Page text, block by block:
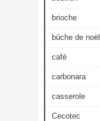
brioche
bûche de noël
café
carbonara
casserole
Cecotec